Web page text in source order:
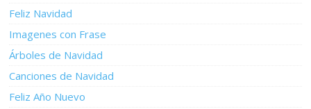
Feliz Navidad
Imagenes con Frase
Árboles de Navidad
Canciones de Navidad
Feliz Año Nuevo